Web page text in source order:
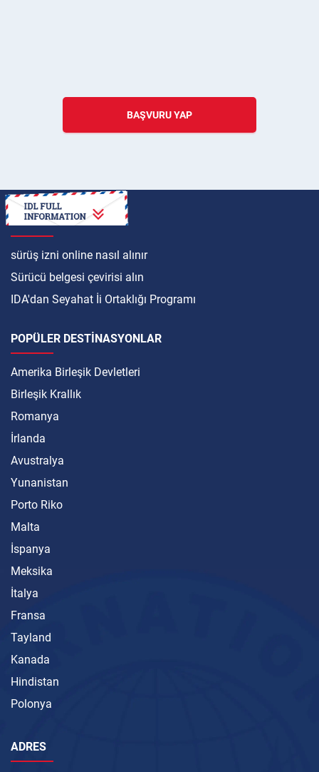
BAŞVURU YAP
ULUSLARARASI
sürüş izni online nasıl alınır
Sürücü belgesi çevirisi alın
IDA'dan Seyahat İi Ortaklığı Programı
POPÜLER DESTINASYONLAR
Amerika Birleşik Devletleri
Birleşik Krallık
Romanya
İrlanda
Avustralya
Yunanistan
Porto Riko
Malta
İspanya
Meksika
İtalya
Fransa
Tayland
Kanada
Hindistan
Polonya
ADRES